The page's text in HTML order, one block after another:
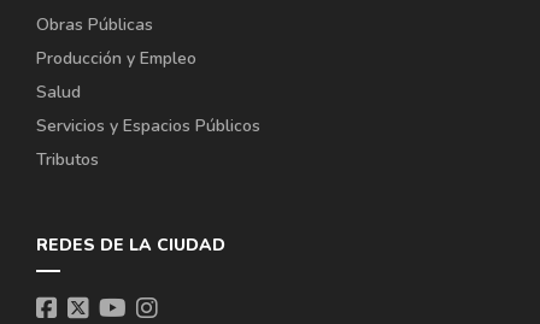
Obras Públicas
Producción y Empleo
Salud
Servicios y Espacios Públicos
Tributos
REDES DE LA CIUDAD